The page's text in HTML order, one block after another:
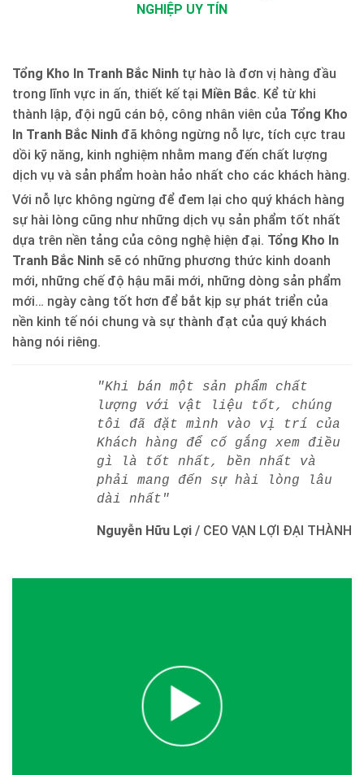
NGHIỆP UY TÍN
Tổng Kho In Tranh Bắc Ninh tự hào là đơn vị hàng đầu
trong lĩnh vực in ấn, thiết kế tại Miền Bắc. Kể từ khi
thành lập, đội ngũ cán bộ, công nhân viên của Tổng Kho
In Tranh Bắc Ninh đã không ngừng nỗ lực, tích cực trau
dồi kỹ năng, kinh nghiệm nhằm mang đến chất lượng
dịch vụ và sản phẩm hoàn hảo nhất cho các khách hàng.
Với nỗ lực không ngừng để đem lại cho quý khách hàng
sự hài lòng cũng như những dịch vụ sản phẩm tốt nhất
dựa trên nền tảng của công nghệ hiện đại. Tổng Kho In
Tranh Bắc Ninh sẽ có những phương thức kinh doanh
mới, những chế độ hậu mãi mới, những dòng sản phẩm
mới… ngày càng tốt hơn để bắt kịp sự phát triển của
nền kinh tế nói chung và sự thành đạt của quý khách
hàng nói riêng.
"Khi bán một sản phẩm chất
lượng với vật liệu tốt, chúng
tôi đã đặt mình vào vị trí của
Khách hàng để cố gắng xem điều
gì là tốt nhất, bền nhất và
phải mang đến sự hài lòng lâu
dài nhất"
Nguyễn Hữu Lợi / CEO VẠN LỢI ĐẠI THÀNH